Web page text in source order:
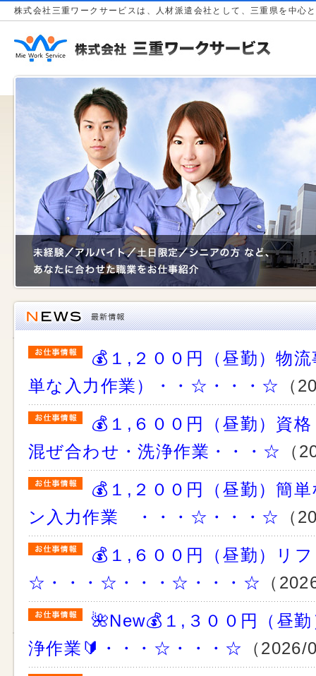
株式会社三重ワークサービスは、人材派遣会社として、三重県を中心
💰１,２００円（昼勤）物
単な入力作業）・・☆・・・☆ （
💰１,６００円（昼勤）資
混ぜ合わせ・洗浄作業・・・☆ （
💰１,２００円（昼勤）簡
ン入力作業 ・・・☆・・・☆ （
💰１,６００円（昼勤）リ
☆・・・☆・・・☆・・・☆ （
🌺New💰１,３００円（昼
浄作業🔰・・・☆・・・☆
（